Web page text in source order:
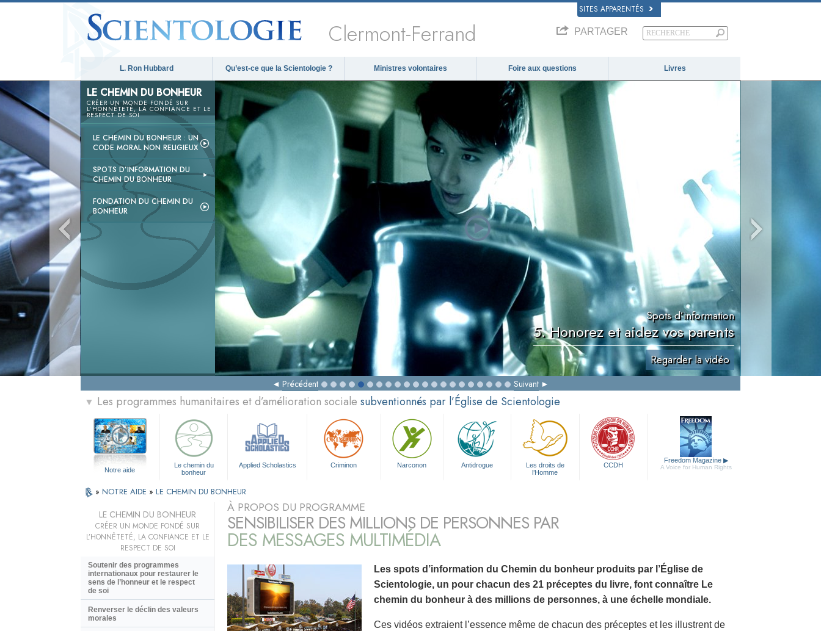
SITES APPARENTÉS
Clermont-Ferrand PARTAGER
L. Ron Hubbard Qu’est-ce que la Scientologie ? Ministres volontaires Foire aux questions Livres
LE CHEMIN DU BONHEUR
CRÉER UN MONDE FONDÉ SUR
L’HONNÊTETÉ, LA CONFIANCE ET LE
RESPECT DE SOI
LE CHEMIN DU BONHEUR : UN
CODE MORAL NON RELIGIEUX
SPOTS D’INFORMATION DU
CHEMIN DU BONHEUR
FONDATION DU CHEMIN DU
BONHEUR
Spots d’information
5. Honorez et aidez vos parents
Regarder la vidéo
Précédent Suivant
▼ Les programmes humanitaires et d’amélioration sociale subventionnés par l’Église de Scientologie
Notre aide
Le chemin du
bonheur
Applied Scholastics Criminon Narconon Antidrogue
Les droits de
l’Homme
CCDH
Freedom Magazine ▶
A Voice for Human Rights
» NOTRE AIDE » LE CHEMIN DU BONHEUR
À PROPOS DU PROGRAMME
SENSIBILISER DES MILLIONS DE PERSONNES PAR
DES MESSAGES MULTIMÉDIA
Les spots d’information du Chemin du bonheur produits par l’Église de
Scientologie, un pour chacun des 21 préceptes du livre, font connaître Le
chemin du bonheur à des millions de personnes, à une échelle mondiale.
Ces vidéos extraient l’essence même de chacun des préceptes et les illustrent de
LE CHEMIN DU BONHEUR
CRÉER UN MONDE FONDÉ SUR
L’HONNÊTETÉ, LA CONFIANCE ET LE
RESPECT DE SOI
Soutenir des programmes
internationaux pour restaurer le
sens de l’honneur et le respect
de soi
Renverser le déclin des valeurs
morales